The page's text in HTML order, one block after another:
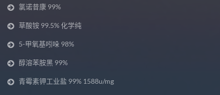
氯诺昔康 99%
草酸铵 99.5% 化学纯
5-甲氧基吲哚 98%
醇溶苯胺黑 99%
青霉素钾工业盐 99% 1588u/mg